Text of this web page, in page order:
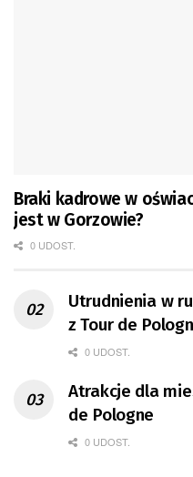
Braki kadrowe w
jest w Gorzowie?
0 UDOST.
Utrudnienia w
z Tour de
0 UDOST.
Atrakcje dla
de Pologne
0 UDOST.